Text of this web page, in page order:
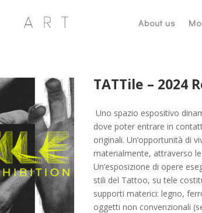
About us
TATTile – 2024
Uno spazio espositivo
dove poter entrare in
originali. Un’opportunità di
materialmente, attraverso
Un’esposizione di opere
stili del Tattoo, su tele
supporti materici: legno,
oggetti non convenzionali